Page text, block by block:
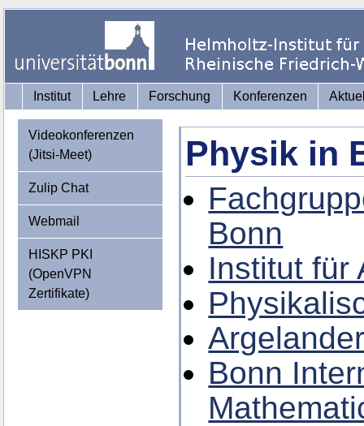
Institut Lehre Forschung Konferenzen
Videokonferenzen
(Jitsi-Meet)
Zulip Chat
Webmail
HISKP PKI
(OpenVPN
Zertifikate)
Physik in
Bonn
Institut für
Bonn